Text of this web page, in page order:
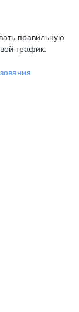
правильную
трафик.